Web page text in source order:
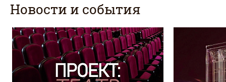
Новости и события